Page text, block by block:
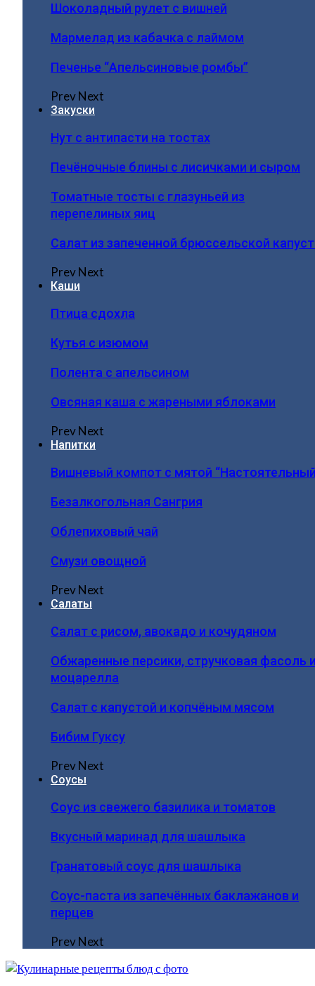
Шоколадный рулет с вишней
Мармелад из кабачка с лаймом
Печенье “Апельсиновые ромбы”
PrevNext
Закуски
Нут с антипасти на тостах
Печёночные блины с лисичками и сыром
Томатные тосты с глазуньей из
перепелиных яиц
Салат из запеченной брюссельской
PrevNext
Каши
Птица сдохла
Кутья с изюмом
Полента с апельсином
Овсяная каша с жареными яблоками
PrevNext
Напитки
Вишневый компот с мятой
Безалкогольная Сангрия
Облепиховый чай
Смузи овощной
PrevNext
Салаты
Салат с рисом, авокадо и кочудяном
Обжаренные персики, стручковая фасоль
моцарелла
Салат с капустой и копчёным мясом
Бибим Гуксу
PrevNext
Соусы
Соус из свежего базилика и томатов
Вкусный маринад для шашлыка
Гранатовый соус для шашлыка
Соус-паста из запечённых баклажанов и
перцев
PrevNext